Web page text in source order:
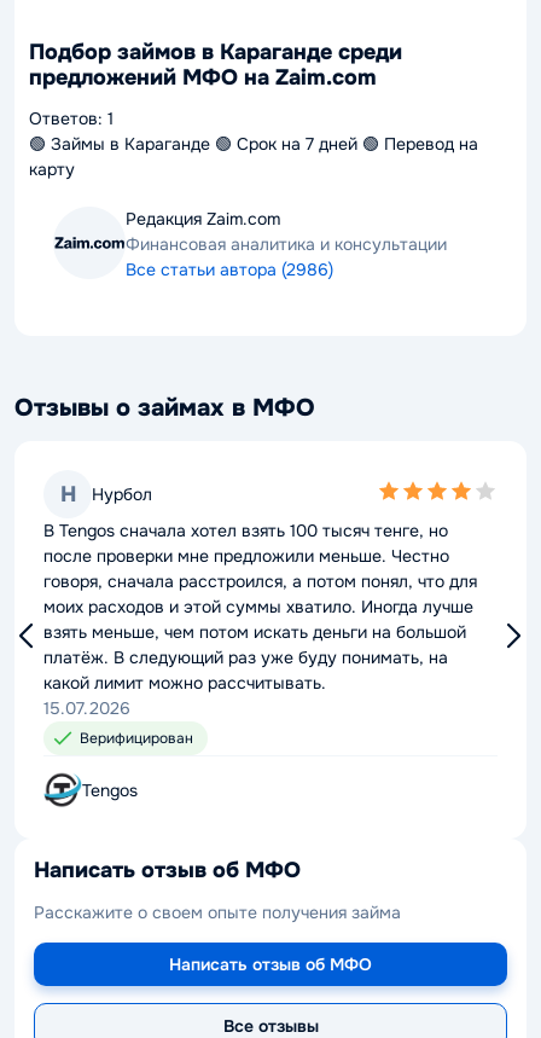
Подбор займов в Караганде среди
предложений МФО на Zaim.com
Ответов: 1
🟢 Займы в Караганде 🟢 Срок на 7 дней 🟢 Перевод на
карту
Редакция Zaim.com
Финансовая аналитика и консультации
Все статьи автора (2986)
Отзывы о займах в МФО
Н Нурбол
4.0
В Tengos сначала хотел взять 100 тысяч тенге, но
после проверки мне предложили меньше. Честно
говоря, сначала расстроился, а потом понял, что для
моих расходов и этой суммы хватило. Иногда лучше
взять меньше, чем потом искать деньги на большой
платёж. В следующий раз уже буду понимать, на
какой лимит можно рассчитывать.
15.07.2026
Верифицирован
Tengos
Написать отзыв об МФО
Расскажите о своем опыте получения займа
Написать отзыв об МФО
Все отзывы